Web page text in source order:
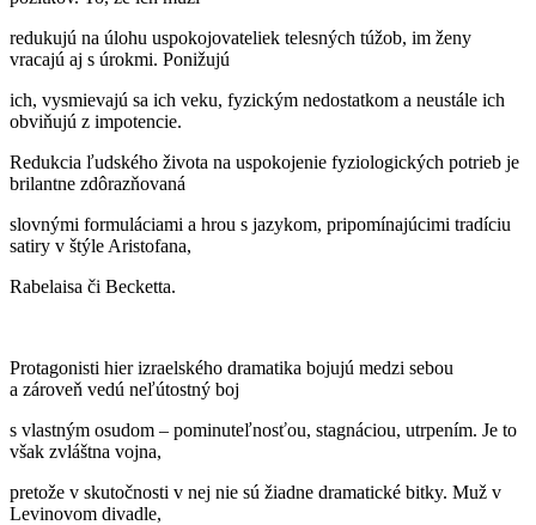
redukujú na úlohu uspokojovateliek telesných túžob, im ženy
vracajú aj s úrokmi. Ponižujú
ich, vysmievajú sa ich veku, fyzickým nedostatkom a neustále ich
obviňujú z impotencie.
Redukcia ľudského života na uspokojenie fyziologických potrieb je
brilantne zdôrazňovaná
slovnými formuláciami a hrou s jazykom, pripomínajúcimi tradíciu
satiry v štýle Aristofana,
Rabelaisa či Becketta.
Protagonisti hier izraelského dramatika bojujú medzi sebou
a zároveň vedú neľútostný boj
s vlastným osudom – pominuteľnosťou, stagnáciou, utrpením. Je to
však zvláštna vojna,
pretože v skutočnosti v nej nie sú žiadne dramatické bitky. Muž v
Levinovom divadle,